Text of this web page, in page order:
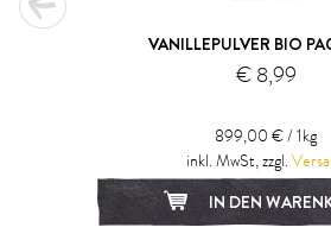
VANILLEPULVER BIO
€ 8,99
899,00 € / 1kg
inkl. MwSt, zzgl.
IN DEN